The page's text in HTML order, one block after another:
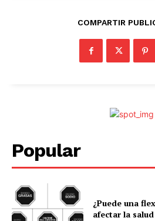
COMPARTIR
Popular
¿Puede una
afectar la